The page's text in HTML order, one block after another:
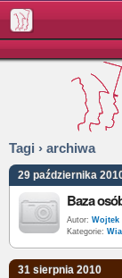
Tagi › archiwa
29 października
Baza
Autor: Wojtek
Kategorie:
31 sierpnia 2010